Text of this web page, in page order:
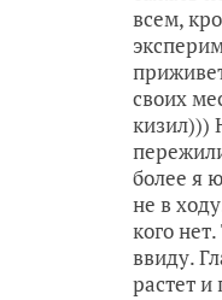
всем,
своих
кизил)))
более я
не в
кого
ввиду.
растет и